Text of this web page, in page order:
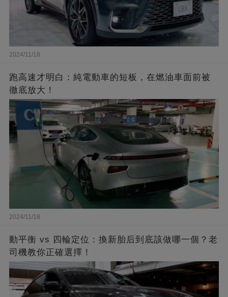
2024/11/18
跑高速才明白：純電動車的短板，在燃油車面前被
徹底放大！
2024/11/18
動平衡 vs 四輪定位：換新胎后到底該做哪一個？老
司機教你正確選擇！